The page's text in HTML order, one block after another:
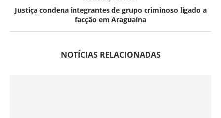
Justiça condena integrantes de grupo criminoso ligado a
facção em Araguaína
NOTÍCIAS RELACIONADAS